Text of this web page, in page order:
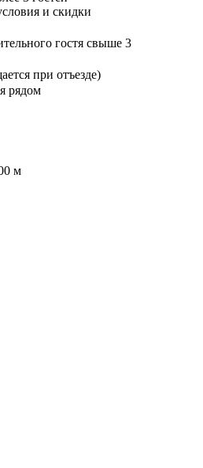
и скидки
гостя свыше 3
при отъезде)
рядом
м